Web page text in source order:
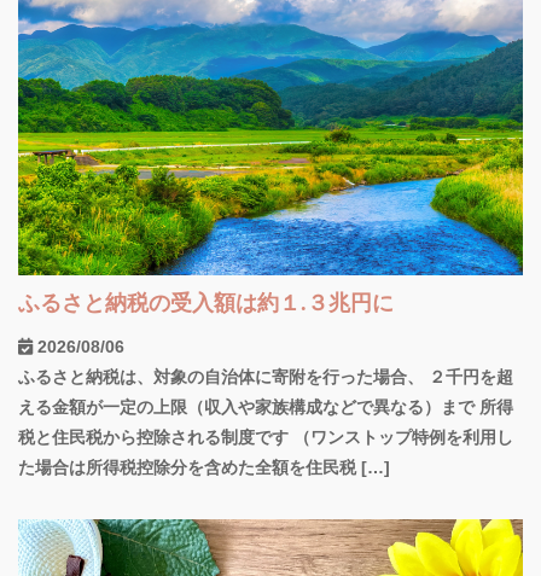
ふるさと納税の受入額は約１.３兆円に
2026/08/06
ふるさと納税は、対象の自治体に寄附を行った場合、 ２千円を超
える金額が一定の上限（収入や家族構成などで異なる）まで 所得
税と住民税から控除される制度です （ワンストップ特例を利用し
た場合は所得税控除分を含めた全額を住民税 […]